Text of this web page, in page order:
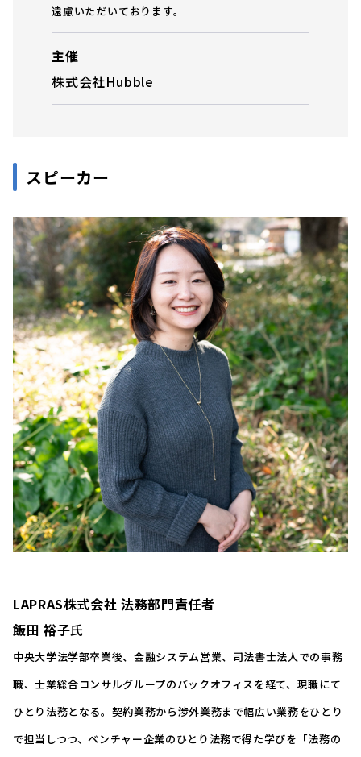
遠慮いただいております。
主催
株式会社Hubble
スピーカー
LAPRAS株式会社 法務部門責任者
飯田 裕子氏
中央大学法学部卒業後、金融システム営業、司法書士法人での事務
職、士業総合コンサルグループのバックオフィスを経て、現職にて
ひとり法務となる。契約業務から渉外業務まで幅広い業務をひとり
で担当しつつ、ベンチャー企業のひとり法務で得た学びを「法務の